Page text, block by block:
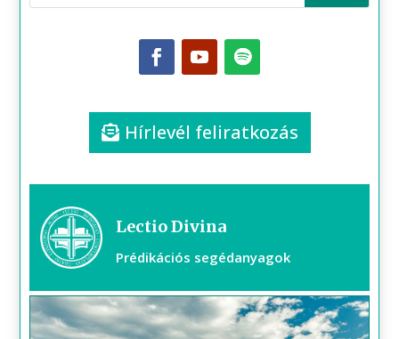
Hírlevél feliratkozás
Lectio Divina
Prédikációs segédanyagok